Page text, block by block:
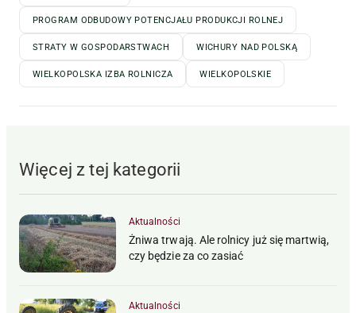
PROGRAM ODBUDOWY POTENCJAŁU PRODUKCJI ROLNEJ
STRATY W GOSPODARSTWACH WICHURY NAD POLSKĄ
WIELKOPOLSKA IZBA ROLNICZA WIELKOPOLSKIE
Więcej z tej kategorii
Aktualności
Żniwa trwają. Ale rolnicy już się martwią,
czy będzie za co zasiać
Aktualności